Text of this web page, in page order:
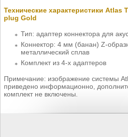
Технические характеристики Atlas
plug Gold
Тип: адаптер коннектора для
Коннектор: 4 мм (банан) Z-
металлический сплав
Комплект из 4-х адаптеров
Примечание: изображение системы
приведено информационно,
комплект не включены.